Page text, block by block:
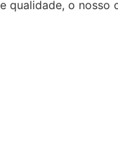
qualidade, o